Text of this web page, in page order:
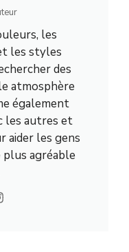
les
les styles
des
atmosphère
également
les autres et
aider les gens
agréable